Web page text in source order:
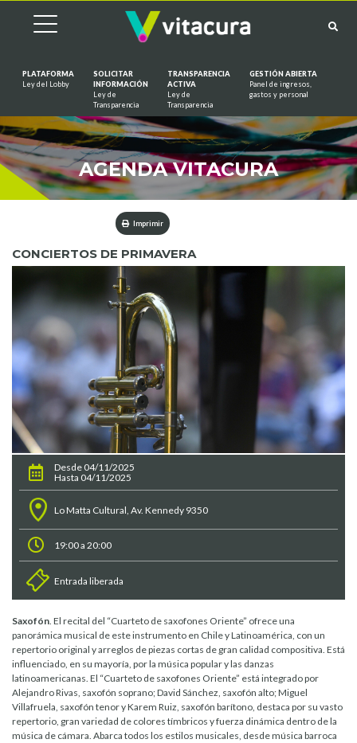
PLATAFORMA
Ley del Lobby
SOLICITAR
INFORMACIÓN
Ley de
Transparencia
TRANSPARENCIA
ACTIVA
Ley de
Transparencia
GESTIÓN ABIERTA
Panel de ingresos,
gastos y personal
AGENDA VITACURA
Imprimir
CONCIERTOS DE PRIMAVERA
Desde 04/11/2025
Hasta 04/11/2025
Lo Matta Cultural, Av. Kennedy 9350
19:00 a 20:00
Entrada liberada
Saxofón. El recital del “Cuarteto de saxofones Oriente” ofrece una
panorámica musical de este instrumento en Chile y Latinoamérica, con un
repertorio original y arreglos de piezas cortas de gran calidad compositiva. Está
influenciado, en su mayoría, por la música popular y las danzas
latinoamericanas. El “Cuarteto de saxofones Oriente” está integrado por
Alejandro Rivas, saxofón soprano; David Sánchez, saxofón alto; Miguel
Villafruela, saxofón tenor y Karem Ruiz, saxofón barítono, destaca por su vasto
repertorio, gran variedad de colores tímbricos y fuerza dinámica dentro de la
música de cámara. Abarca todos los estilos musicales, desde música barroca